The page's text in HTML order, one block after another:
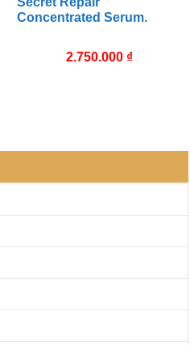
Concentrated Serum.
2.750.000 ₫